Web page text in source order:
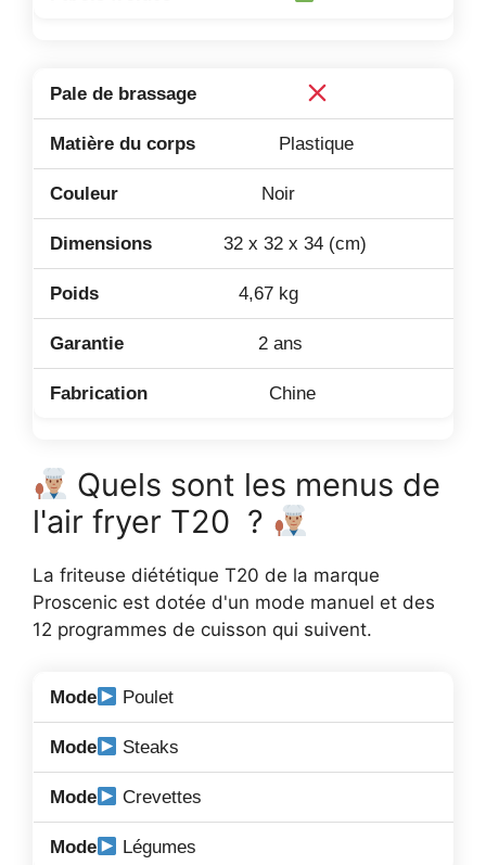
Plastique
Noir
32 x 32 x 34 (cm)
4,67 kg
2 ans
Chine
Quels sont les menus de
l'air fryer T20 ?
La friteuse diététique T20 de la marque
Proscenic est dotée d'un mode manuel et des
12 programmes de cuisson qui suivent.
Poulet
Steaks
Crevettes
Légumes